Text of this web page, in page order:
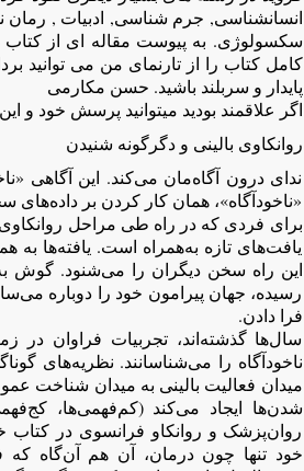
انسانشناسی, جرم شناسی, ادبیات , رمان
کامل کتاب را از تارنمای من می توانید
پایدار و سربلند باشید. حسن مکارمی
اگر علاقمند بودید میتوانید پرسش خود و
روانکاوی بالینی و دگرگونه شنیدن
ندای درون آگاه‌مان می‌کند. این آگاهی
«ناخودآگاه»، همان کار کردن بر داده‌های
برای فردی که در راه طی مراحل
یافت‌های تازه به‌همراه است. یافته‌ها به
این راه سخن دیگران را می‌شنود. گوش به
رسیده، جهان پیرامون خود را دوباره
فرا دادن.
سال‌ها گذشته‌اند، تجربیات فراوان در
ناخودآگاه را می‌شناسانند. نظریه‌های
میدان فعالیت بالینی به میدان شناخت
شدن‌ها ایجاد می‌کند (کم‌فهمی‌ها،
روان‌پزشک و روانکاو فرانسوی در کتاب
خود تنها چون درمان، آن هم آن‌گاه